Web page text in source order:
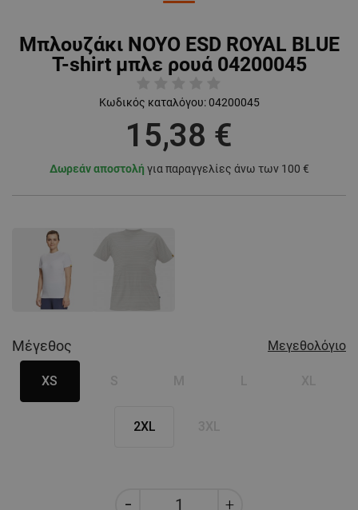
Μπλουζάκι NOYO ESD ROYAL BLUE
T-shirt μπλε ρουά 04200045
Κωδικός καταλόγου: 04200045
15,38 €
Δωρεάν αποστολή για παραγγελίες άνω των 100 €
Μέγεθος Μεγεθολόγιο
XS
2XL